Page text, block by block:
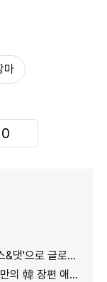
마
0
로 글로벌 질주
韓 장편 애니